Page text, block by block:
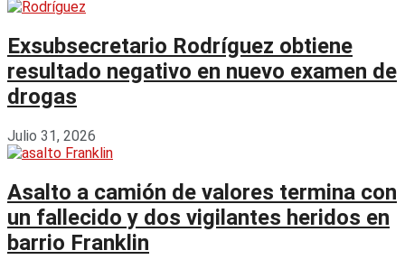
Exsubsecretario Rodríguez obtiene
resultado negativo en nuevo examen de
drogas
Julio 31, 2026
Asalto a camión de valores termina con
un fallecido y dos vigilantes heridos en
barrio Franklin